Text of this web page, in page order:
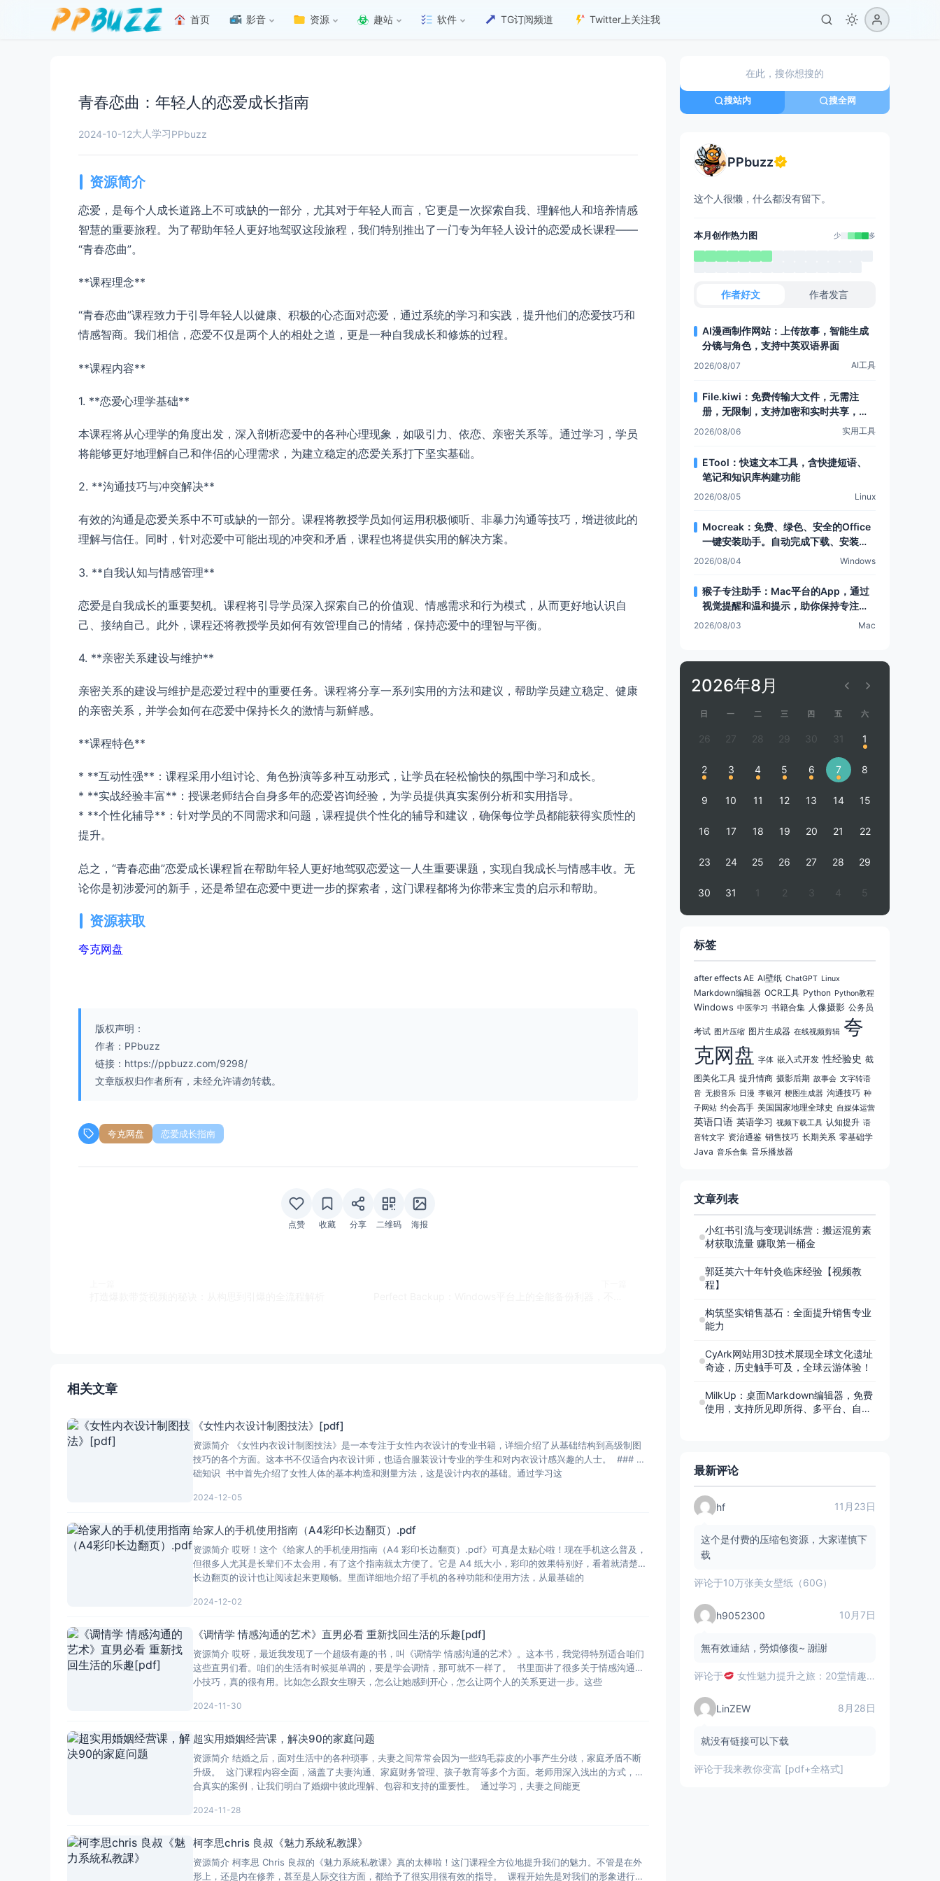
首页 影音 资源 趣站 软件 TG订阅频道 Twitter上关注我
青春恋曲：年轻人的恋爱成长指南
2024-10-12大人学习PPbuzz
资源简介
恋爱，是每个人成长道路上不可或缺的一部分，尤其对于年轻人而言，它更是一次探索自我、理解他人和培养情感
智慧的重要旅程。为了帮助年轻人更好地驾驭这段旅程，我们特别推出了一门专为年轻人设计的恋爱成长课程——
“青春恋曲”。
**课程理念**
“青春恋曲”课程致力于引导年轻人以健康、积极的心态面对恋爱，通过系统的学习和实践，提升他们的恋爱技巧和
情感智商。我们相信，恋爱不仅是两个人的相处之道，更是一种自我成长和修炼的过程。
**课程内容**
1. **恋爱心理学基础**
本课程将从心理学的角度出发，深入剖析恋爱中的各种心理现象，如吸引力、依恋、亲密关系等。通过学习，学员
将能够更好地理解自己和伴侣的心理需求，为建立稳定的恋爱关系打下坚实基础。
2. **沟通技巧与冲突解决**
有效的沟通是恋爱关系中不可或缺的一部分。课程将教授学员如何运用积极倾听、非暴力沟通等技巧，增进彼此的
理解与信任。同时，针对恋爱中可能出现的冲突和矛盾，课程也将提供实用的解决方案。
3. **自我认知与情感管理**
恋爱是自我成长的重要契机。课程将引导学员深入探索自己的价值观、情感需求和行为模式，从而更好地认识自
己、接纳自己。此外，课程还将教授学员如何有效管理自己的情绪，保持恋爱中的理智与平衡。
4. **亲密关系建设与维护**
亲密关系的建设与维护是恋爱过程中的重要任务。课程将分享一系列实用的方法和建议，帮助学员建立稳定、健康
的亲密关系，并学会如何在恋爱中保持长久的激情与新鲜感。
**课程特色**
* **互动性强**：课程采用小组讨论、角色扮演等多种互动形式，让学员在轻松愉快的氛围中学习和成长。
* **实战经验丰富**：授课老师结合自身多年的恋爱咨询经验，为学员提供真实案例分析和实用指导。
* **个性化辅导**：针对学员的不同需求和问题，课程提供个性化的辅导和建议，确保每位学员都能获得实质性的
提升。
总之，“青春恋曲”恋爱成长课程旨在帮助年轻人更好地驾驭恋爱这一人生重要课题，实现自我成长与情感丰收。无
论你是初涉爱河的新手，还是希望在恋爱中更进一步的探索者，这门课程都将为你带来宝贵的启示和帮助。
资源获取
夸克网盘
版权声明：
作者：PPbuzz
链接：https://ppbuzz.com/9298/
文章版权归作者所有，未经允许请勿转载。
夸克网盘 恋爱成长指南
点赞 收藏 分享 二维码 海报
相关文章
《女性内衣设计制图技法》[pdf]
资源简介 《女性内衣设计制图技法》是一本专注于女性内衣设计的专业书籍，详细介绍了从基础结构到高级制图
技巧的各个方面。这本书不仅适合内衣设计师，也适合服装设计专业的学生和对内衣设计感兴趣的人士。 ### 基
础知识 书中首先介绍了女性人体的基本构造和测量方法，这是设计内衣的基础。通过学习这
2024-12-05
给家人的手机使用指南（A4彩印长边翻页）.pdf
资源简介 哎呀！这个《给家人的手机使用指南（A4 彩印长边翻页）.pdf》可真是太贴心啦！现在手机这么普及，
但很多人尤其是长辈们不太会用，有了这个指南就太方便了。它是 A4 纸大小，彩印的效果特别好，看着就清楚。
长边翻页的设计也让阅读起来更顺畅。里面详细地介绍了手机的各种功能和使用方法，从最基础的
2024-12-02
《调情学 情感沟通的艺术》直男必看 重新找回生活的乐趣[pdf]
资源简介 哎呀，最近我发现了一个超级有趣的书，叫《调情学 情感沟通的艺术》。这本书，我觉得特别适合咱们
这些直男们看。咱们的生活有时候挺单调的，要是学会调情，那可就不一样了。 书里面讲了很多关于情感沟通的
小技巧，真的很有用。比如怎么跟女生聊天，怎么让她感到开心，怎么让两个人的关系更进一步。这些
2024-11-30
超实用婚姻经营课，解决90的家庭问题
资源简介 结婚之后，面对生活中的各种琐事，夫妻之间常常会因为一些鸡毛蒜皮的小事产生分歧，家庭矛盾不断
升级。 这门课程内容全面，涵盖了夫妻沟通、家庭财务管理、孩子教育等多个方面。老师用深入浅出的方式，结
合真实的案例，让我们明白了婚姻中彼此理解、包容和支持的重要性。 通过学习，夫妻之间能更
2024-11-28
柯李思chris 良叔《魅力系統私教課》
资源简介 柯李思 Chris 良叔的《魅力系統私教课》真的太棒啦！这门课程全方位地提升我们的魅力。不管是在外
形上，还是内在修养，甚至是人际交往方面，都给予了很实用很有效的指导。 课程开始先是对我们的形象进行了
搜站内 搜全网
PPbuzz
这个人很懒，什么都没有留下。
本月创作热力图 少 多
作者好文 作者发言
AI漫画制作网站：上传故事，智能生成
分镜与角色，支持中英双语界面
2026/08/07 AI工具
File.kiwi：免费传输大文件，无需注
册，无限制，支持加密和实时共享，还
有Web文件夹功能
2026/08/06 实用工具
ETool：快速文本工具，含快捷短语、
笔记和知识库构建功能
2026/08/05 Linux
Mocreak：免费、绿色、安全的Office
一键安装助手。自动完成下载、安装和
部署，让Office安装更简单，支持多种
2026/08/04 Windows
猴子专注助手：Mac平台的App，通过
视觉提醒和温和提示，助你保持专注，
提升注意力
2026/08/03 Mac
2026年8月
日 一 二 三 四 五 六
26 27 28 29 30 31 1
2 3 4 5 6 7 8
9 10 11 12 13 14 15
16 17 18 19 20 21 22
23 24 25 26 27 28 29
30 31 1 2 3 4 5
标签
after effects AE AI壁纸 ChatGPT Linux
Markdown编辑器 OCR工具 Python Python教程
Windows 中医学习 书籍合集 人像摄影 公务员
考试 图片压缩 图片生成器 在线视频剪辑 夸
克网盘 字体 嵌入式开发 性经验史 截
图美化工具 提升情商 摄影后期 故事会 文字转语
音 无损音乐 日漫 李银河 梗图生成器 沟通技巧 种
子网站 约会高手 美国国家地理全球史 自媒体运营
英语口语 英语学习 视频下载工具 认知提升 语
音转文字 资治通鉴 销售技巧 长期关系 零基础学
Java 音乐合集 音乐播放器
文章列表
小红书引流与变现训练营：搬运混剪素
材获取流量 赚取第一桶金
郭廷英六十年针灸临床经验【视频教
程】
构筑坚实销售基石：全面提升销售专业
能力
CyArk网站用3D技术展现全球文化遗址
奇迹，历史触手可及，全球云游体验！
MilkUp：桌面Markdown编辑器，免费
使用，支持所见即所得、多平台、自定
最新评论
hf 11月23日
这个是付费的压缩包资源，大家谨慎下
载
评论于10万张美女壁纸（60G）
h9052300 10月7日
無有效連結，勞煩修復~ 謝謝
评论于 女性魅力提升之旅：20堂情趣指南课揭秘
LinZEW 8月28日
就没有链接可以下载
评论于我来教你变富 [pdf+全格式]